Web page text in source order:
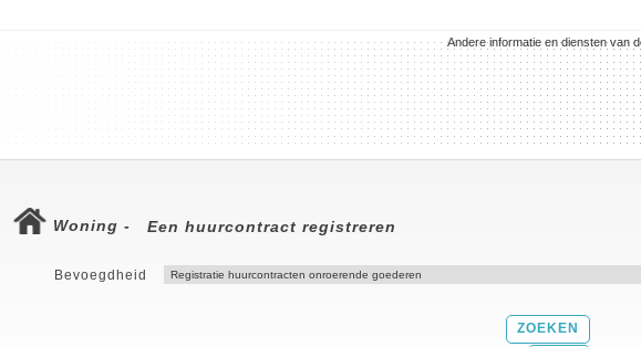
Andere informatie en diensten van
Woning - Een huurcontract registreren
Bevoegdheid